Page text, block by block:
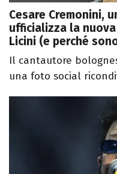
Cesare Cremonini,
ufficializza la
Licini (e perché
Il cantautore
una foto social